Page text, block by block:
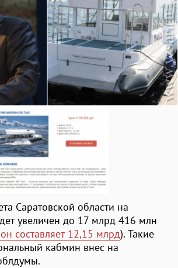
Саратовской области на
увеличен до 17 млрд 416 млн
составляет 12,15 млрд). Такие
кабмин внес на